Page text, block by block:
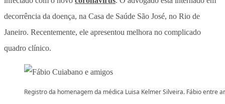
decorrência da doença, na Casa de Saúde São José, no Rio de
Janeiro. Recentemente, ele apresentou melhora no complicado
quadro clínico.
Registro da homenagem da médica Luisa Kelmer Silveira. Fábio entre